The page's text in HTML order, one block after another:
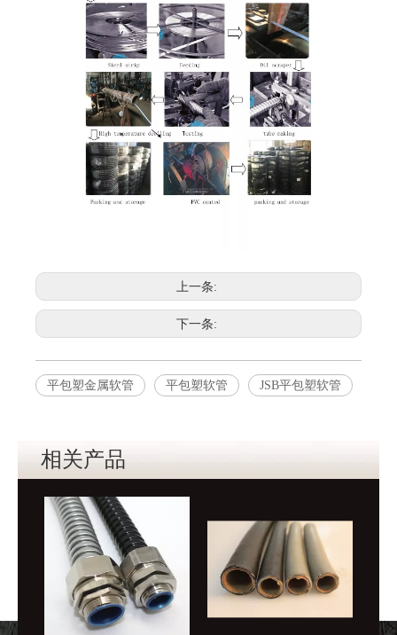
上一条:
下一条:
平包塑金属软管 平包塑软管 JSB平包塑软管
相关产品